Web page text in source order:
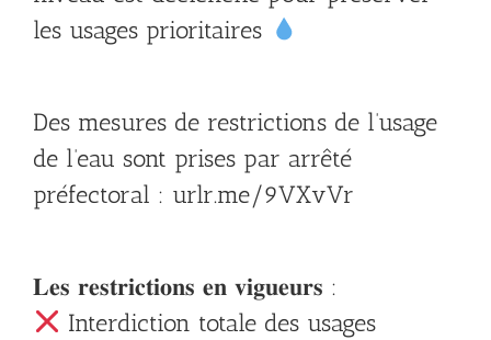
les usages prioritaires
Des mesures de restrictions de l’usage
de l’eau sont prises par arrêté
préfectoral : urlr.me/9VXvVr
𝐋𝐞𝐬 𝐫𝐞𝐬𝐭𝐫𝐢𝐜𝐭𝐢𝐨𝐧𝐬 𝐞𝐧 𝐯𝐢𝐠𝐮𝐞𝐮𝐫𝐬 :
Interdiction totale des usages